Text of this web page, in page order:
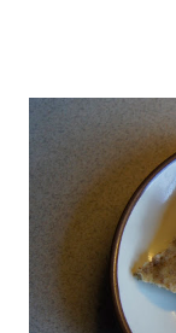
weganie (ludzie,
pochodzenia
nie spożywają
produkty
mleczne i jajka),
osoby, które
dolną część jelita